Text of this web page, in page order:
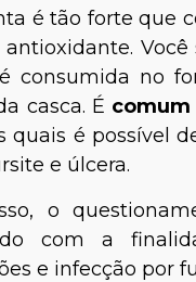
é tão forte que
consumida no
casca. É
quais é possível
e úlcera.
o
com a
e infecção por